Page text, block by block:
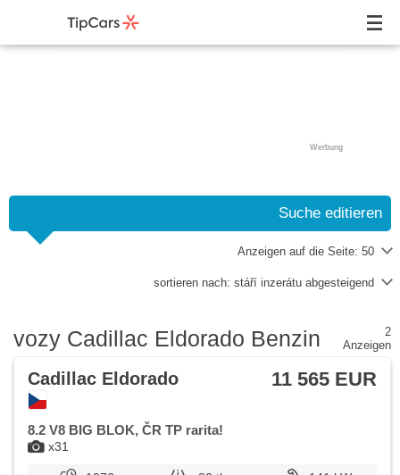
Werbung
Suche editieren
Anzeigen auf die Seite: 50
sortieren nach: stáří inzerátu abgesteigend
vozy Cadillac Eldorado Benzin
2
Anzeigen
x31
Cadillac Eldorado 11 565 EUR
8.2 V8 BIG BLOK, ČR TP rarita!